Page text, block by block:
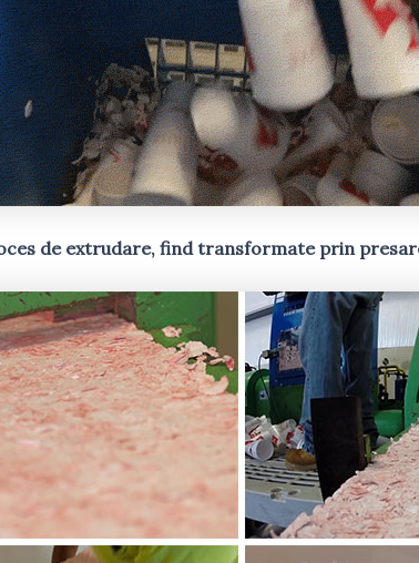
de extrudare, find transformate prin